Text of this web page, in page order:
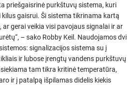
priešgaisrinė purkštuvų sistema, kuri
gaisrui. Ši sistema tikrinama kartą
ar gerai veikia visi pavojaus signalai ir ar
– sako Robby Keil. Naudojamos dvi
signalizacijos sistema su į
ir lubose įrengtų vandens purkštuvų
tam tikra kritinė temperatūra,
ir į patalpą išpilamas didelis kiekis